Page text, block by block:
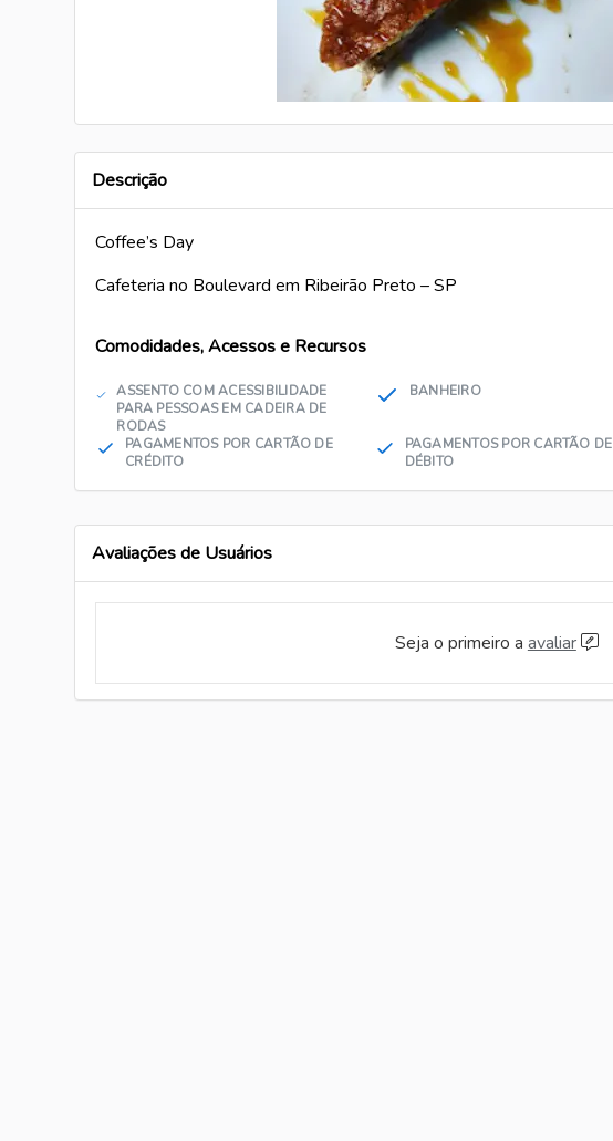
Descrição
Coffee’s Day
Cafeteria no Boulevard em Ribeirão Preto – SP
Comodidades, Acessos e Recursos
ASSENTO COM ACESSIBILIDADE
PARA PESSOAS EM CADEIRA DE
RODAS
BANHEIRO
PAGAMENTOS POR CARTÃO DE
CRÉDITO
PAGAMENTOS POR CARTÃO DE
DÉBITO
Avaliações de Usuários
Seja o primeiro a avaliar